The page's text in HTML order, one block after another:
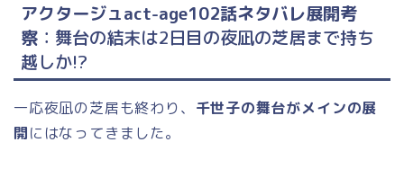
アクタージュact-age102話ネタバレ展開考
察 ：舞台の結末は2日目の夜凪の芝居まで持ち
越しか!?
一応夜凪の芝居も終わり、 千世子の舞台がメインの展
開にはなってきました。